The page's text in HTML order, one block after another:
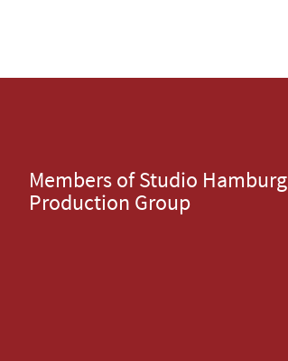
Members of Studio Hamburg
Production Group